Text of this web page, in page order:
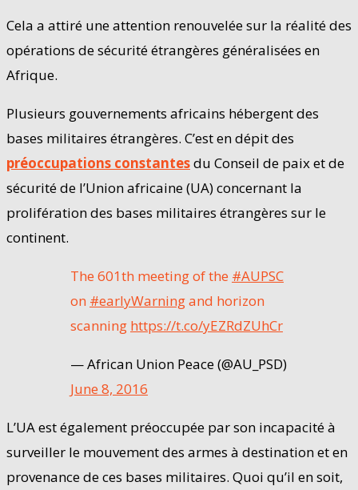
Cela a attiré une attention renouvelée sur la réalité des
opérations de sécurité étrangères généralisées en
Afrique.
Plusieurs gouvernements africains hébergent des
bases militaires étrangères. C’est en dépit des
préoccupations constantesdu Conseil de paix et de
sécurité de l’Union africaine (UA) concernant la
prolifération des bases militaires étrangères sur le
continent.
The 601th meeting of the #AUPSC
on #earlyWarningand horizon
scanning https://t.co/yEZRdZUhCr
— African Union Peace (@AU_PSD)
June 8, 2016
L’UA est également préoccupée par son incapacité à
surveiller le mouvement des armes à destination et en
provenance de ces bases militaires. Quoi qu’il en soit,